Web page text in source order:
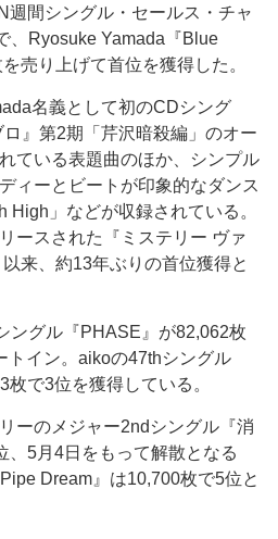
週間シングル・セールス・チャ
、Ryosuke Yamada『Blue
売り上げて首位を獲得した。
名義として初のCDシング
』第2期「芹沢暗殺編」のオー
ている表題曲のほか、シンプル
ィーとビートが印象的なダンス
High」などが収録されている。
ースされた『ミステリー ヴァ
来、約13年ぶりの首位獲得と
グル『PHASE』が82,062枚
トイン。aikoの47thシングル
枚で3位を獲得している。
ーのメジャー2ndシングル『消
、5月4日をもって解散となる
Dream』は10,700枚で5位と